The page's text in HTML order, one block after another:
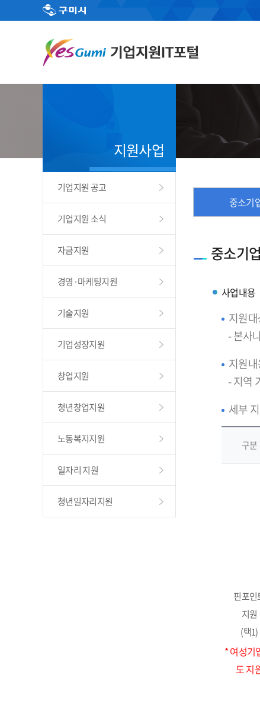
지원사업
기업지원 공고
기업지원 소식
자금지원
경영·마케팅지원
기술지원
기업성장지원
창업지원
청년창업지원
노동복지지원
일자리 지원
청년일자리지원
중소기
중소기
사업내용
지원
- 본사
지원
- 지역
세부
구분
핀포인
지원
(택1)
* 여성기
도 지